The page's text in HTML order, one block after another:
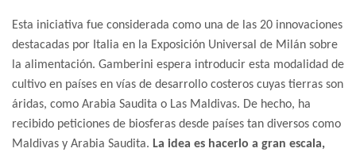
Esta iniciativa fue considerada como una de las 20 innovaciones
destacadas por Italia en la Exposición Universal de Milán sobre
la alimentación. Gamberini espera introducir esta modalidad de
cultivo en países en vías de desarrollo costeros cuyas tierras son
áridas, como Arabia Saudita o Las Maldivas. De hecho, ha
recibido peticiones de biosferas desde países tan diversos como
Maldivas y Arabia Saudita. La idea es hacerlo a gran escala,